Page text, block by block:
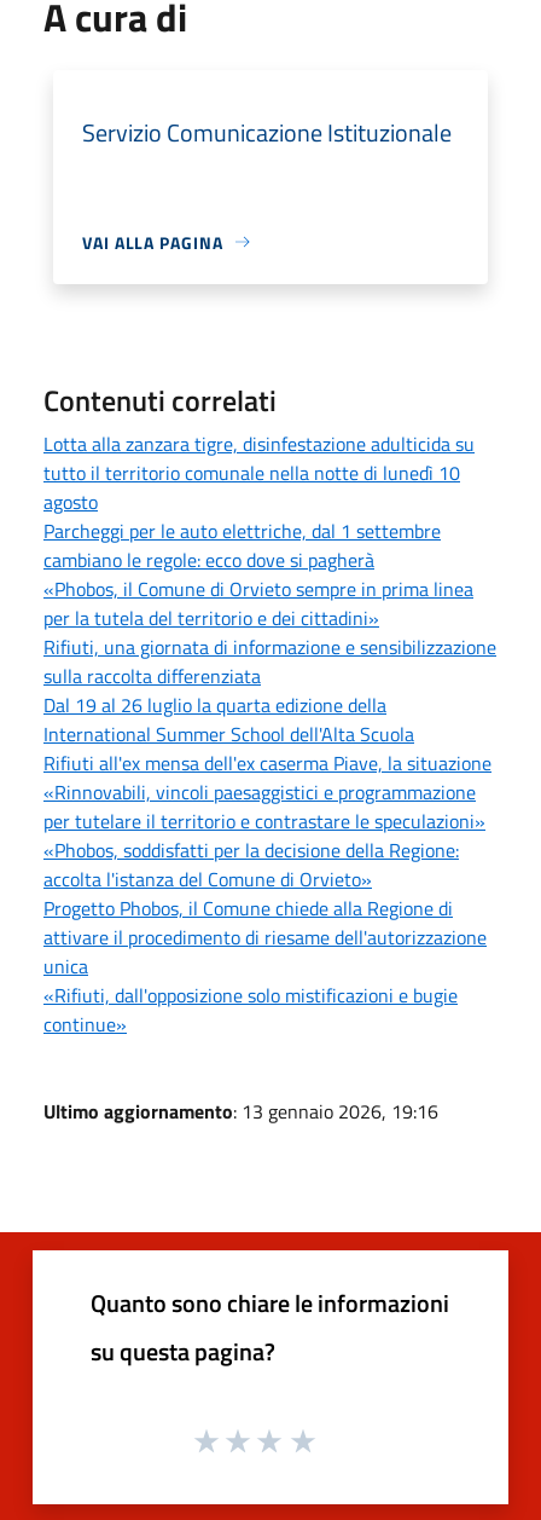
A cura di
Servizio Comunicazione Istituzionale
VAI ALLA PAGINA
Contenuti correlati
Lotta alla zanzara tigre, disinfestazione adulticida su
tutto il territorio comunale nella notte di lunedì 10
agosto
Parcheggi per le auto elettriche, dal 1 settembre
cambiano le regole: ecco dove si pagherà
«Phobos, il Comune di Orvieto sempre in prima linea
per la tutela del territorio e dei cittadini»
Rifiuti, una giornata di informazione e sensibilizzazione
sulla raccolta differenziata
Dal 19 al 26 luglio la quarta edizione della
International Summer School dell'Alta Scuola
Rifiuti all'ex mensa dell'ex caserma Piave, la situazione
«Rinnovabili, vincoli paesaggistici e programmazione
per tutelare il territorio e contrastare le speculazioni»
«Phobos, soddisfatti per la decisione della Regione:
accolta l'istanza del Comune di Orvieto»
Progetto Phobos, il Comune chiede alla Regione di
attivare il procedimento di riesame dell'autorizzazione
unica
«Rifiuti, dall'opposizione solo mistificazioni e bugie
continue»
Ultimo aggiornamento: 13 gennaio 2026, 19:16
Quanto sono chiare le informazioni
su questa pagina?